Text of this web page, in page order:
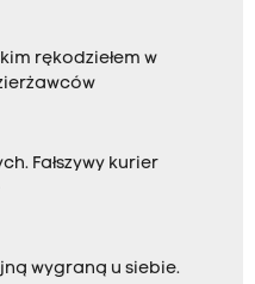
rękodziełem w
Fałszywy kurier
wygraną u siebie.